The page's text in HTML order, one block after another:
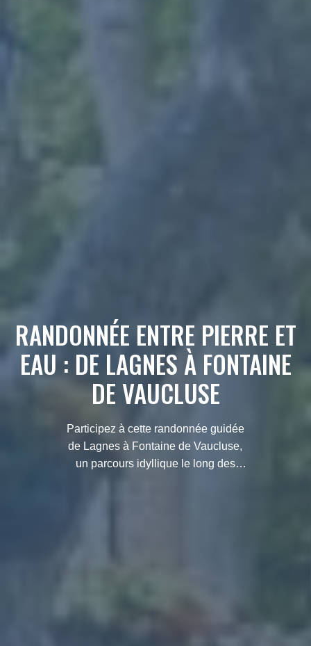
RANDONNÉE ENTRE PIERRE ET
EAU : DE LAGNES À FONTAINE
DE VAUCLUSE
Participez à cette randonnée guidée
de Lagnes à Fontaine de Vaucluse,
un parcours idyllique le long des